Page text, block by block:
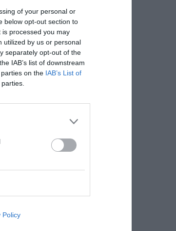
of your personal or
below opt-out section to
processed you may
utilized by us or personal
separately opt-out of the
IAB’s list of downstream
on the IAB’s List of
Policy